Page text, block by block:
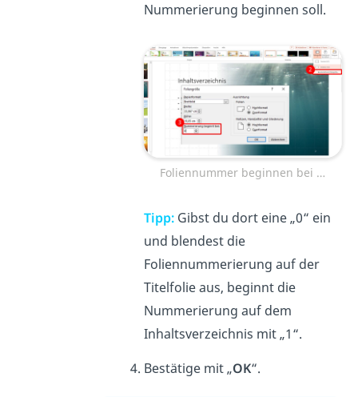
Nummerierung beginnen soll.
Foliennummer beginnen bei …
Tipp: Gibst du dort eine „0“ ein
und blendest die
Foliennummerierung auf der
Titelfolie aus, beginnt die
Nummerierung auf dem
Inhaltsverzeichnis mit „1“.
Bestätige mit „OK“.